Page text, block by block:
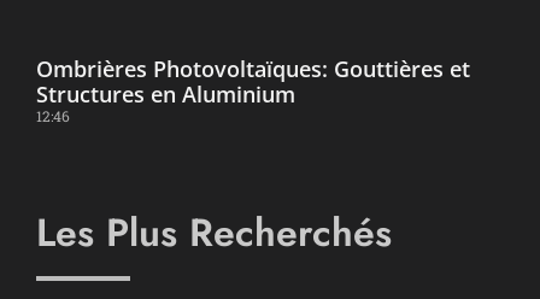
Ombrières Photovoltaïques: Gouttières et
Structures en Aluminium
12:46
Les Plus Recherchés